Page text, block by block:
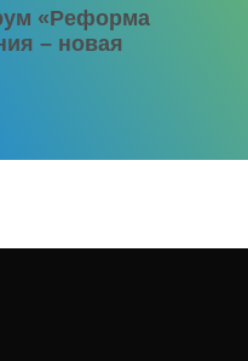
«Реформа
– новая